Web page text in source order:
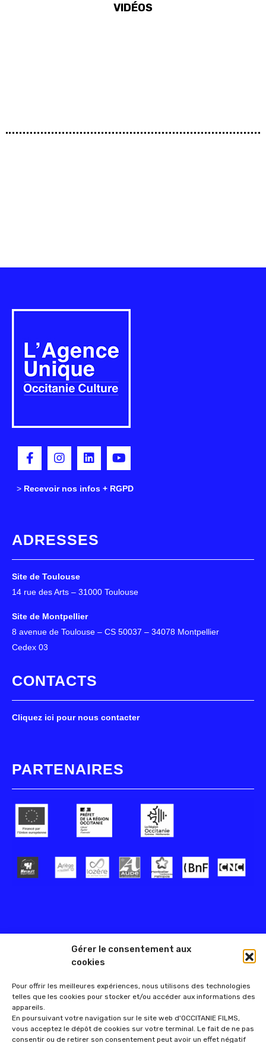
Gérer le consentement aux
cookies
Pour offrir les meilleures expériences, nous utilisons des technologies
telles que les cookies pour stocker et/ou accéder aux informations des
appareils.
En poursuivant votre navigation sur le site web d'OCCITANIE FILMS,
vous acceptez le dépôt de cookies sur votre terminal. Le fait de ne pas
consentir ou de retirer son consentement peut avoir un effet négatif
VIDÉOS
> Recevoir nos infos + RGPD
ADRESSES
Site de Toulouse
14 rue des Arts – 31000 Toulouse
Site de Montpellier
8 avenue de Toulouse – CS 50037 – 34078 Montpellier
Cedex 03
CONTACTS
Cliquez ici pour nous contacter
PARTENAIRES